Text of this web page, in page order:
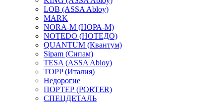
LOB (ASSA Abloy)
MARK
NORA-M (НОРА-М)
NOTEDO (НОТЕДО)
QUANTUM (Квантум)
Sipam (Сипам)
TESA (ASSA Abloy)
TOPP (Италия)
Недорогие
ПОРТЕР (PORTER)
СПЕЦДЕТАЛЬ